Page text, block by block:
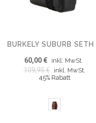
60,00 € inkl. MwSt.
109,95 €
inkl. MwSt.
45% Rabatt